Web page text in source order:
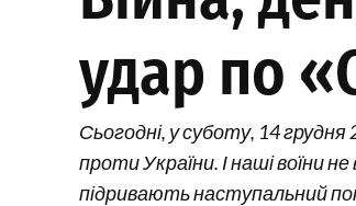
удар по
Сьогодні, у суботу, 14
проти України. І наші воїни
підривають наступальний